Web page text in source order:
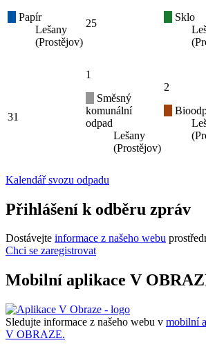
Papír
Lešany
(Prostějov)
25
Sklo
31
1
Směsný
komunální
odpad
Lešany
(Prostějov)
2
Kalendář svozu odpadu
Přihlášení k odběru zpráv
Dostávejte informace z našeho webu
Chci se zaregistrovat
Mobilní aplikace V
Sledujte informace z našeho webu v mobilní
V OBRAZE.